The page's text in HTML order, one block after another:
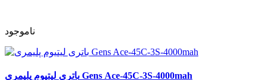
ناموجود
باتری لیتیوم پلیمری Gens Ace-45C-3S-4000mah